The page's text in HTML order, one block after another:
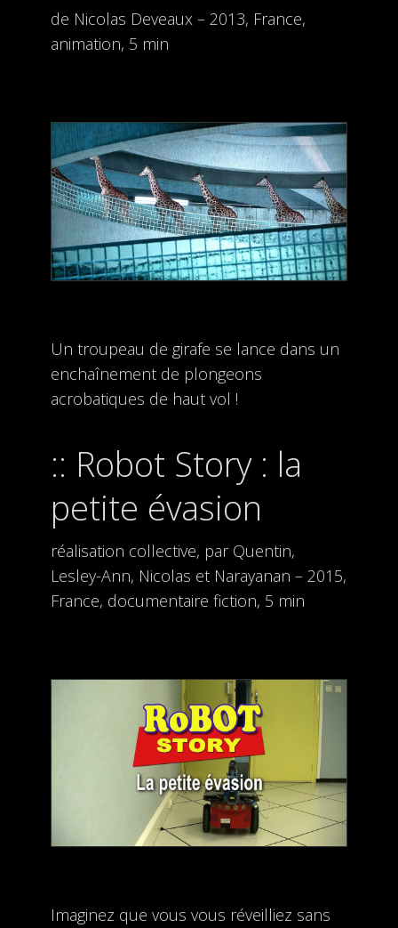
de Nicolas Deveaux – 2013, France,
animation, 5 min
Un troupeau de girafe se lance dans un
enchaînement de plongeons
acrobatiques de haut vol !
Robot Story : la
petite évasion
réalisation collective, par Quentin,
Lesley-Ann, Nicolas et Narayanan – 2015,
France, documentaire fiction, 5 min
Imaginez que vous vous réveilliez sans